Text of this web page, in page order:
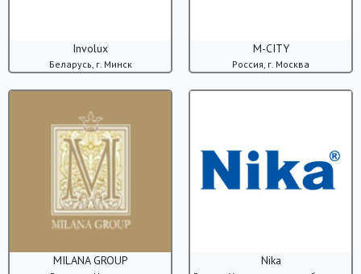
Involux
Беларусь, г. Минск
M-CITY
Россия, г. Москва
MILANA GROUP Nika